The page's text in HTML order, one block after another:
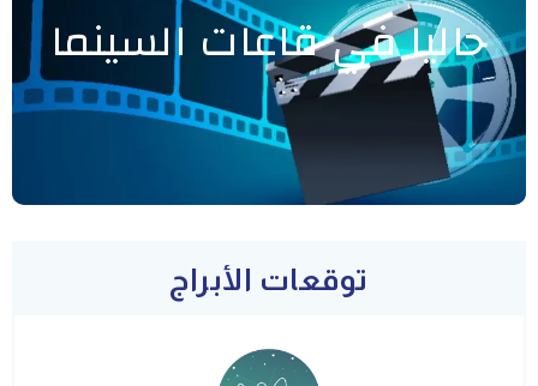
حاليا في قاعات السينما
توقعات الأبراج